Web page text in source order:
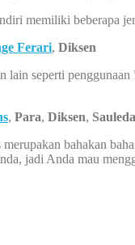
memiliki beberapa
Ferari, Diksen
lain seperti penggunaan
, Para, Diksen, Sauleda
merupakan bahakan
jadi Anda mau